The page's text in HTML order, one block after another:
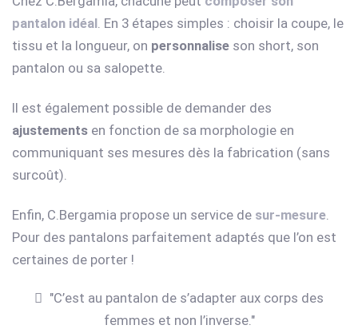
pantalon idéal. En 3 étapes simples : choisir la coupe, le
tissu et la longueur, on personnalise son short, son
pantalon ou sa salopette.
Il est également possible de demander des
ajustements en fonction de sa morphologie en
communiquant ses mesures dès la fabrication (sans
surcoût).
Enfin, C.Bergamia propose un service de sur-mesure
Pour des pantalons parfaitement adaptés que l’on est
certaines de porter !
"C’est au pantalon de s’adapter aux corps des
femmes et non l’inverse."